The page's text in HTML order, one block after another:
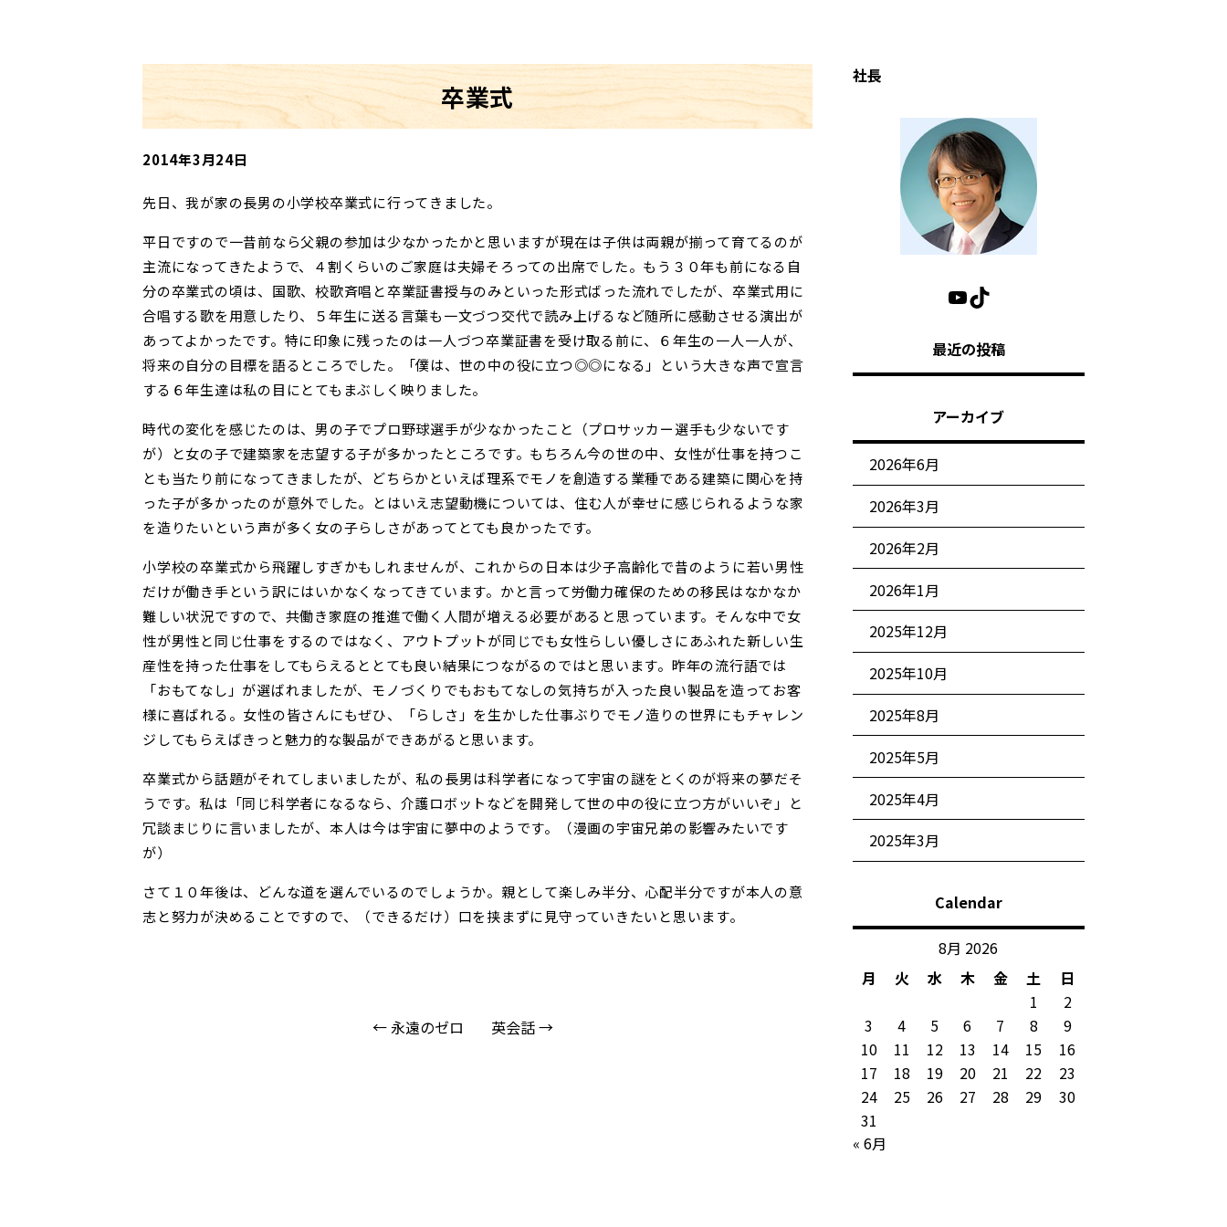
卒業式
2014年3月24日
先日、我が家の長男の小学校卒業式に行ってきました。
平日ですので一昔前なら父親の参加は少なかったかと思いますが現在は子供は両親が揃って育てるのが
主流になってきたようで、４割くらいのご家庭は夫婦そろっての出席でした。もう３０年も前になる自
分の卒業式の頃は、国歌、校歌斉唱と卒業証書授与のみといった形式ばった流れでしたが、卒業式用に
合唱する歌を用意したり、５年生に送る言葉も一文づつ交代で読み上げるなど随所に感動させる演出が
あってよかったです。特に印象に残ったのは一人づつ卒業証書を受け取る前に、６年生の一人一人が、
将来の自分の目標を語るところでした。「僕は、世の中の役に立つ◎◎になる」という大きな声で宣言
する６年生達は私の目にとてもまぶしく映りました。
時代の変化を感じたのは、男の子でプロ野球選手が少なかったこと（プロサッカー選手も少ないです
が）と女の子で建築家を志望する子が多かったところです。もちろん今の世の中、女性が仕事を持つこ
とも当たり前になってきましたが、どちらかといえば理系でモノを創造する業種である建築に関心を持
った子が多かったのが意外でした。とはいえ志望動機については、住む人が幸せに感じられるような家
を造りたいという声が多く女の子らしさがあってとても良かったです。
小学校の卒業式から飛躍しすぎかもしれませんが、これからの日本は少子高齢化で昔のように若い男性
だけが働き手という訳にはいかなくなってきています。かと言って労働力確保のための移民はなかなか
難しい状況ですので、共働き家庭の推進で働く人間が増える必要があると思っています。そんな中で女
性が男性と同じ仕事をするのではなく、アウトプットが同じでも女性らしい優しさにあふれた新しい生
産性を持った仕事をしてもらえるととても良い結果につながるのではと思います。昨年の流行語では
「おもてなし」が選ばれましたが、モノづくりでもおもてなしの気持ちが入った良い製品を造ってお客
様に喜ばれる。女性の皆さんにもぜひ、「らしさ」を生かした仕事ぶりでモノ造りの世界にもチャレン
ジしてもらえばきっと魅力的な製品ができあがると思います。
卒業式から話題がそれてしまいましたが、私の長男は科学者になって宇宙の謎をとくのが将来の夢だそ
うです。私は「同じ科学者になるなら、介護ロボットなどを開発して世の中の役に立つ方がいいぞ」と
冗談まじりに言いましたが、本人は今は宇宙に夢中のようです。（漫画の宇宙兄弟の影響みたいです
が）
さて１０年後は、どんな道を選んでいるのでしょうか。親として楽しみ半分、心配半分ですが本人の意
志と努力が決めることですので、（できるだけ）口を挟まずに見守っていきたいと思います。
← 永遠のゼロ 英会話 →
社長
最近の投稿
アーカイブ
2026年6月
2026年3月
2026年2月
2026年1月
2025年12月
2025年10月
2025年8月
2025年5月
2025年4月
2025年3月
Calendar
8月 2026
月
火 水 木 金 土
日
1
2
3
4 5 6 7 8
9
10
11 12 13 14 15
16
17
18 19 20 21 22
23
24
25 26 27 28 29
30
31
« 6月